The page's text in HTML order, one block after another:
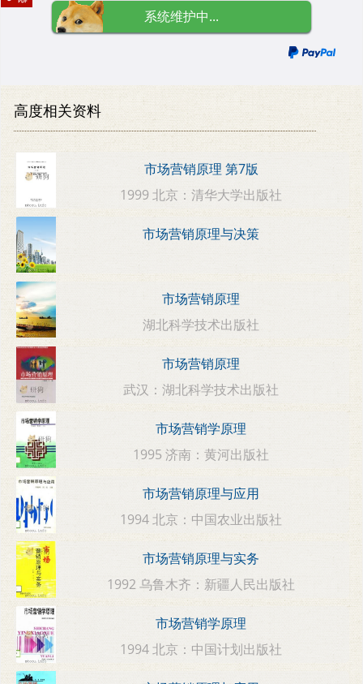
系统维护中...
高度相关资料
市场营销原理 第7版
1999 北京：清华大学出版社
市场营销原理与决策
市场营销原理
湖北科学技术出版社
市场营销原理
武汉：湖北科学技术出版社
市场营销学原理
1995 济南：黄河出版社
市场营销原理与应用
1994 北京：中国农业出版社
市场营销原理与实务
1992 乌鲁木齐：新疆人民出版社
市场营销学原理
1994 北京：中国计划出版社